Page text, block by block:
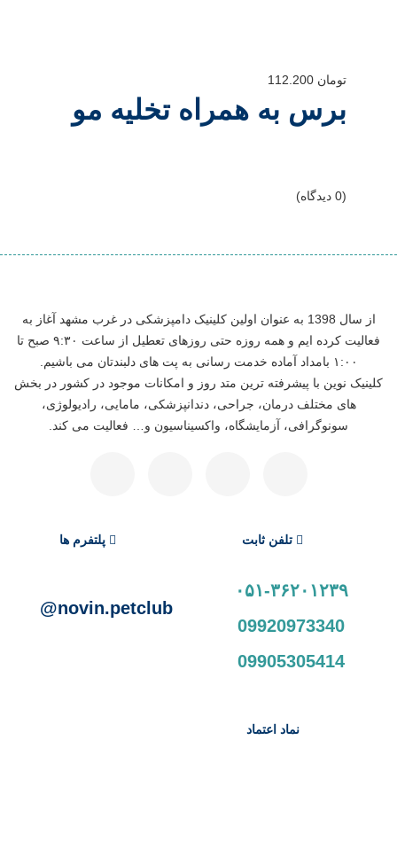
تومان
برس به همراه تخلیه مو
(0 دیدگاه)
از سال 1398 به عنوان اولین کلینیک دامپزشکی در غرب مشهد آغاز به
فعالیت کرده ایم و همه روزه حتی روزهای تعطیل از ساعت ۹:۳۰ صبح تا
۱:۰۰ بامداد آماده خدمت رسانی به پت های دلبندتان می باشیم.
کلینیک نوین با پیشرفته ترین متد روز و امکانات موجود در کشور در بخش
های مختلف درمان، جراحی، دندانپزشکی، مامایی، رادیولوژی،
سونوگرافی، آزمایشگاه، واکسیناسیون و… فعالیت می کند.
تلفن ثابت
۰۵۱-۳۶۲۰۱۲۳۹
09920973340
09905305414
پلتفرم ها
novin.petclub@
نماد اعتماد